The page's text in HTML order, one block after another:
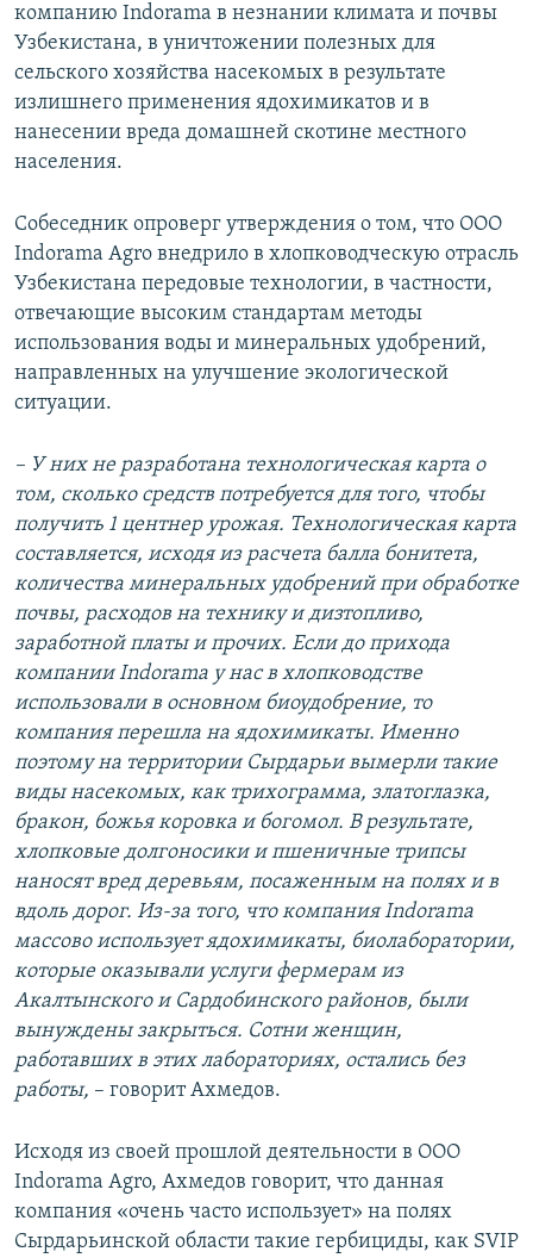
компанию Indorama в незнании климата и почвы
Узбекистана, в уничтожении полезных для
сельского хозяйства насекомых в результате
излишнего применения ядохимикатов и в
нанесении вреда домашней скотине местного
населения.
Собеседник опроверг утверждения о том, что ООО
Indorama Agro внедрило в хлопководческую отрасль
Узбекистана передовые технологии, в частности,
отвечающие высоким стандартам методы
использования воды и минеральных удобрений,
направленных на улучшение экологической
ситуации.
– У них не разработана технологическая карта о
том, сколько средств потребуется для того, чтобы
получить 1 центнер урожая. Технологическая карта
составляется, исходя из расчета балла бонитета,
количества минеральных удобрений при обработке
почвы, расходов на технику и дизтопливо,
заработной платы и прочих. Если до прихода
компании Indorama у нас в хлопководстве
использовали в основном биоудобрение, то
компания перешла на ядохимикаты. Именно
поэтому на территории Сырдарьи вымерли такие
виды насекомых, как трихограмма, златоглазка,
бракон, божья коровка и богомол. В результате,
хлопковые долгоносики и пшеничные трипсы
наносят вред деревьям, посаженным на полях и в
вдоль дорог. Из-за того, что компания Indorama
массово использует ядохимикаты, биолаборатории,
которые оказывали услуги фермерам из
Акалтынского и Сардобинского районов, были
вынуждены закрыться. Сотни женщин,
работавших в этих лабораториях, остались без
работы, – говорит Ахмедов.
Исходя из своей прошлой деятельности в ООО
Indorama Agro, Ахмедов говорит, что данная
компания «очень часто использует» на полях
Сырдарьинской области такие гербициды, как SVIP